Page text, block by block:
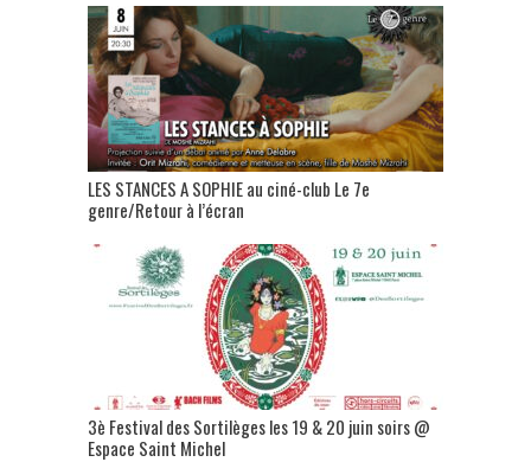
LES STANCES A SOPHIE au ciné-club Le 7e
genre/Retour à l’écran
3è Festival des Sortilèges les 19 & 20 juin soirs @
Espace Saint Michel